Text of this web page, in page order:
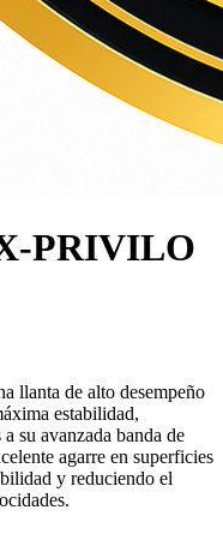
PRIVILO
de alto desempeño
estabilidad,
su avanzada banda de
agarre en superficies
y reduciendo el